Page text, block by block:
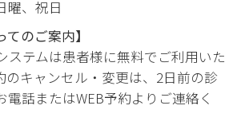
曜、祝日
てのご案内】
ステムは患者様に無料でご利用いた
のキャンセル・変更は、2日前の診
話またはWEB予約よりご連絡く